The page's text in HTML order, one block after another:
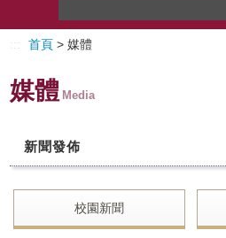
關於世新
未來學生
新生
教職員
首頁 > 媒體
媒體 Media
新聞發佈
校園新聞